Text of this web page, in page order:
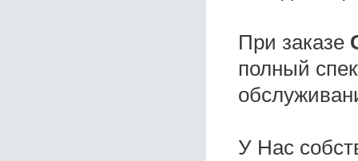
При заказе
полный
У Нас